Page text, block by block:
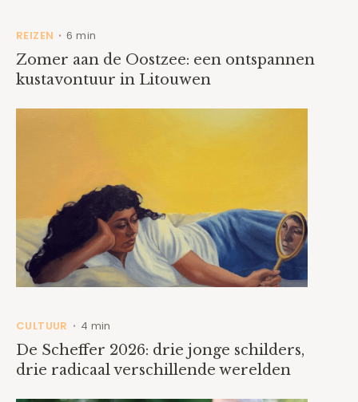
REIZEN •6 min
Zomer aan de Oostzee: een ontspannen
kustavontuur in Litouwen
CULTUUR • 4 min
De Scheffer 2026: drie jonge schilders,
drie radicaal verschillende werelden